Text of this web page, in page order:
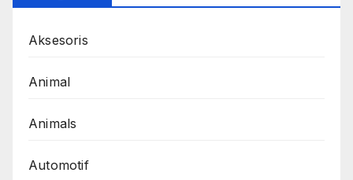
Aksesoris
Animal
Animals
Automotif